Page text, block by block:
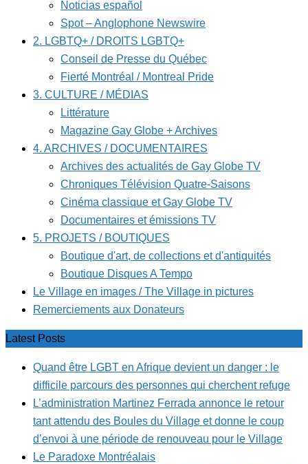
Noticias español
Spot – Anglophone Newswire
2. LGBTQ+ / DROITS LGBTQ+
Conseil de Presse du Québec
Fierté Montréal / Montreal Pride
3. CULTURE / MÉDIAS
Littérature
Magazine Gay Globe + Archives
4. ARCHIVES / DOCUMENTAIRES
Archives des actualités de Gay Globe TV
Chroniques Télévision Quatre-Saisons
Cinéma classique et Gay Globe TV
Documentaires et émissions TV
5. PROJETS / BOUTIQUES
Boutique d'art, de collections et d'antiquités
Boutique Disques A Tempo
Le Village en images / The Village in pictures
Remerciements aux Donateurs
Latest Posts
Quand être LGBT en Afrique devient un danger : le
difficile parcours des personnes qui cherchent refuge
L’administration Martinez Ferrada annonce le retour
tant attendu des Boules du Village et donne le coup
d’envoi à une période de renouveau pour le Village
Le Paradoxe Montréalais